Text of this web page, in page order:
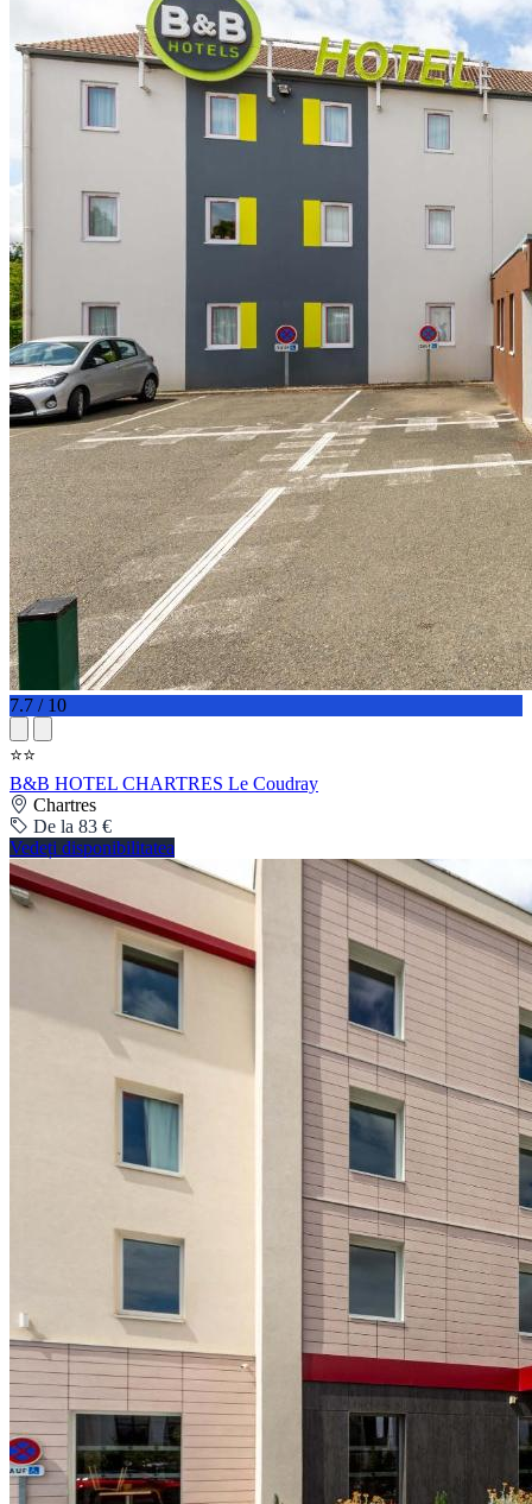
7.7 / 10
⭐⭐
B&B HOTEL CHARTRES Le Coudray
Chartres
De la 83 €
Vedeți disponibilitatea